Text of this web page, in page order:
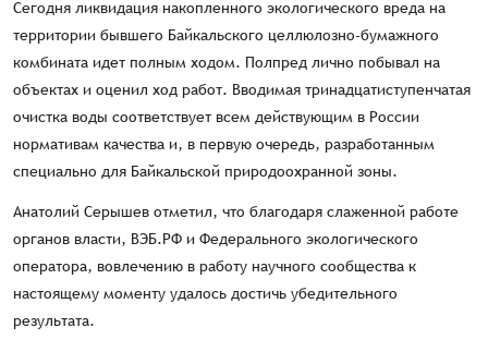
Сегодня ликвидация накопленного экологического вреда на
территории бывшего Байкальского целлюлозно-бумажного
комбината идет полным ходом. Полпред лично побывал на
объектах и оценил ход работ. Вводимая тринадцатиступенчатая
очистка воды соответствует всем действующим в России
нормативам качества и, в первую очередь, разработанным
специально для Байкальской природоохранной зоны.
Анатолий Серышев отметил, что благодаря слаженной работе
органов власти, ВЭБ.РФ и Федерального экологического
оператора, вовлечению в работу научного сообщества к
настоящему моменту удалось достичь убедительного
результата.